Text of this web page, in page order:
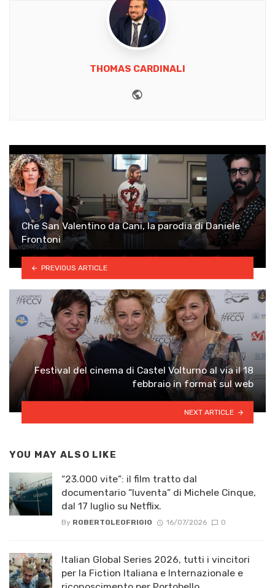
THOMAS CARDINALI
Che San Valentino da Cani, la parodia di Daniele
Frontoni
PREVIOUS ARTICLE
Festival del cinema di Castel Volturno al via il 18
febbraio in format sul web
NEXT ARTICLE
YOU MAY ALSO LIKE
“23.000 vite”: il film tratto dal
documentario “Iuventa” di Michele Cinque,
dal 17 luglio su Netflix.
By ROBERTOLEOFRIGIO 16/07/2026 0
Italian Global Series 2026, tutti i vincitori
per la Fiction Italiana e Internazionale e